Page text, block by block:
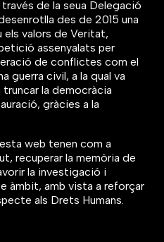
de la seua Delegació
des de 2015 una
valors de Veritat,
assenyalats per
de conflictes com el
guerra civil, a la qual va
la democràcia
gràcies a la
web tenen com a
recuperar la memòria de
la investigació i
àmbit, amb vista a reforçar
als Drets Humans.